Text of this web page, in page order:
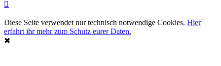
Diese Seite verwendet nur technisch notwendige Cookies. Hier
erfahrt ihr mehr zum Schutz eurer Daten.
✖